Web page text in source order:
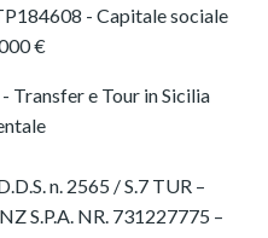
- Capitale sociale
€
Transfer e Tour in Sicilia
n. 2565 / S.7 TUR –
S.P.A. NR. 731227775 –